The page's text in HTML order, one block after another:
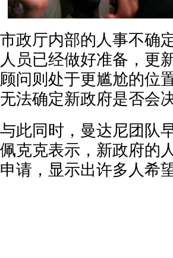
市政厅内部的人事不确
人员已经做好准备，更
顾问则处于更尴尬的位
无法确定新政府是否会
与此同时，曼达尼团队
佩克克表示，新政府的
申请，显示出许多人希